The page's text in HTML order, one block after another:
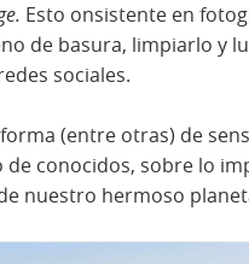
Esto onsistente en
de basura, limpiarlo y
sociales.
(entre otras) de
de conocidos, sobre lo
nuestro hermoso